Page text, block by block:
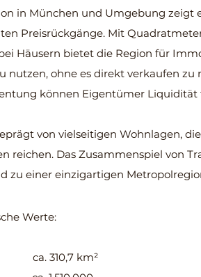
in München und Umgebung zeigt
Preisrückgänge. Mit
Häusern bietet die Region für
nutzen, ohne es direkt verkaufen zu
können Eigentümer
von vielseitigen Wohnlagen,
reichen. Das Zusammenspiel von
zu einer einzigartigen
Werte:
310,7 km²